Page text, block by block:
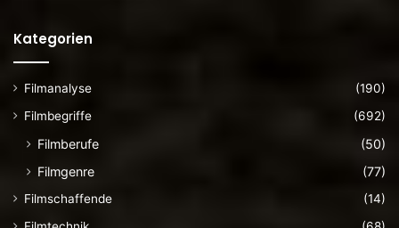
Kategorien
Filmanalyse
(190)
Filmbegriffe
(692)
Filmberufe
(50)
Filmgenre
(77)
Filmschaffende
(14)